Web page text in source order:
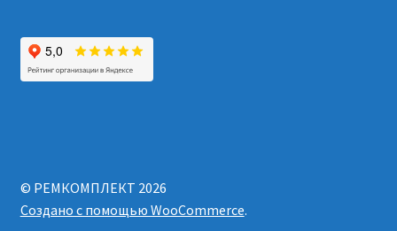
© РЕМКОМПЛЕКТ 2026
Создано с помощью WooCommerce.